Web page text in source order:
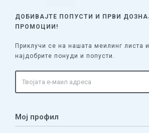
ДОБИВАЈТЕ ПОПУСТИ И ПРВИ
ПРОМОЦИИ!
Приклучи се на нашата меилинг листа
најдобрите понуди и попусти.
Мој профил